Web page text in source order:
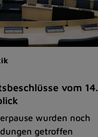
vom 14.
wurden noch
getroffen